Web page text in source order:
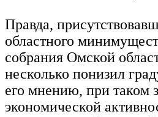
Правда,
областного
собрания Омской
несколько понизил
его мнению, при таком
экономической